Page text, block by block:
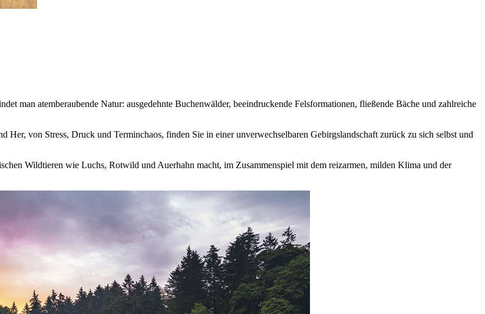
man atemberaubende Natur: ausgedehnte Buchenwälder, beeindruckende Felsformationen, fließende Bäche und zahlreiche
von Stress, Druck und Terminchaos, finden Sie in einer unverwechselbaren Gebirgslandschaft zurück zu sich selbst und
Wildtieren wie Luchs, Rotwild und Auerhahn macht, im Zusammenspiel mit dem reizarmen, milden Klima und der